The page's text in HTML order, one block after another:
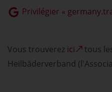
Privilégier «
Vous trouverez ici
tous
Heilbäderverband